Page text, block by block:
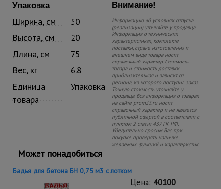
Упаковка
Ширина, см
50
Высота, см
20
Длина, см
75
Вес, кг
6.8
Единица
товара
Упаковка
Внимание!
Информацию об условиях отпуска
(реализации) уточняйте у продавца.
Информация о технических
характеристиках, комплекте
поставки, стране изготовления и
внешнем виде товара носит
справочный характер. Стоимость
товара и стоимость доставки
приблизительная и зависит от
региона, из которого поступил заказ.
Точную стоимость уточняйте у
продавца. Вся информация о товарах
на сайте prom23.ru носит
справочный характер и не является
публичной офертой в соответствии с
пунктом 2 статьи 437 ГК РФ.
Убедительно просим Вас при
покупке проверять наличие
желаемых функций и характеристик.
Может понадобиться
Бадья для бетона БН 0,75 м3 с лотком
Цена: 40100